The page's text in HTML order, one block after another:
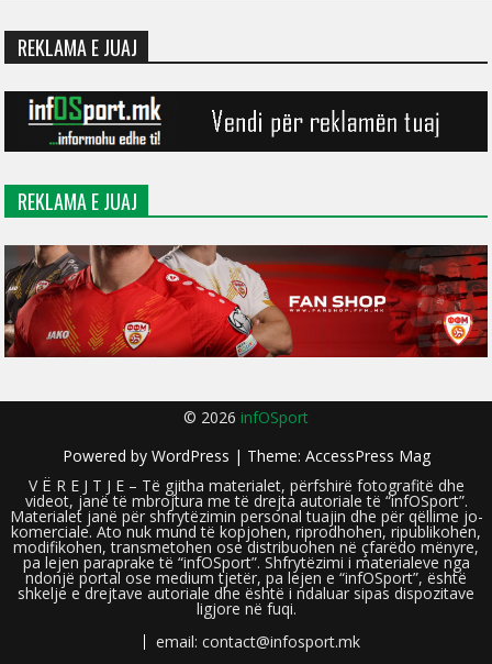
REKLAMA E JUAJ
REKLAMA E JUAJ
© 2026 infOSport
Powered by WordPress | Theme: AccessPress Mag
V Ë R E J T J E – Të gjitha materialet, përfshirë fotografitë dhe
videot, janë të mbrojtura me të drejta autoriale të “infOSport”.
Materialet janë për shfrytëzimin personal tuajin dhe për qëllime jo-
komerciale. Ato nuk mund të kopjohen, riprodhohen, ripublikohen,
modifikohen, transmetohen ose distribuohen në çfarëdo mënyre,
pa lejen paraprake të “infOSport”. Shfrytëzimi i materialeve nga
ndonjë portal ose medium tjetër, pa lejen e “infOSport”, është
shkelje e drejtave autoriale dhe është i ndaluar sipas dispozitave
ligjore në fuqi.
email: contact@infosport.mk